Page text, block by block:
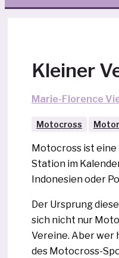
Kleiner
Marie-Florence
Motocross
Motocross ist
Station im
Indonesien oder
Der Ursprung
sich nicht nur
Vereine. Aber wer
des Motocross-